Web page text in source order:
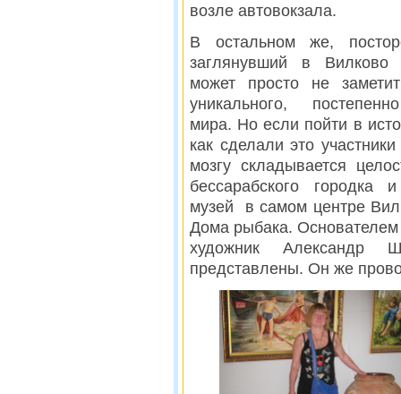
возле автовокзала.
В остальном же,
заглянувший в
может просто не
уникального,
мира. Но если пойти в
как сделали это
мозгу складывается
бессарабского городка
музей в самом центре
Дома рыбака.
художник Александр
представлены. Он же